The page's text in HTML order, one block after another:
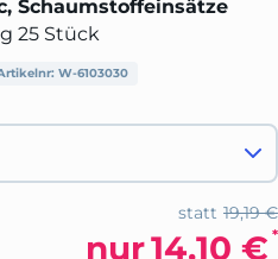
Schaumstoffeinsätze
25 Stück
W-6103030
19,19 €
statt
nur14,10 € *